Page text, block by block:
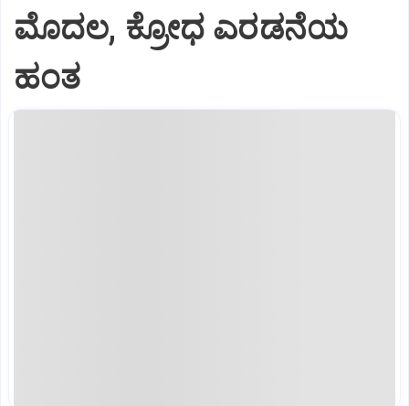
ಮೊದಲ, ಕ್ರೋಧ ಎರಡನೆಯ
ಹಂತ